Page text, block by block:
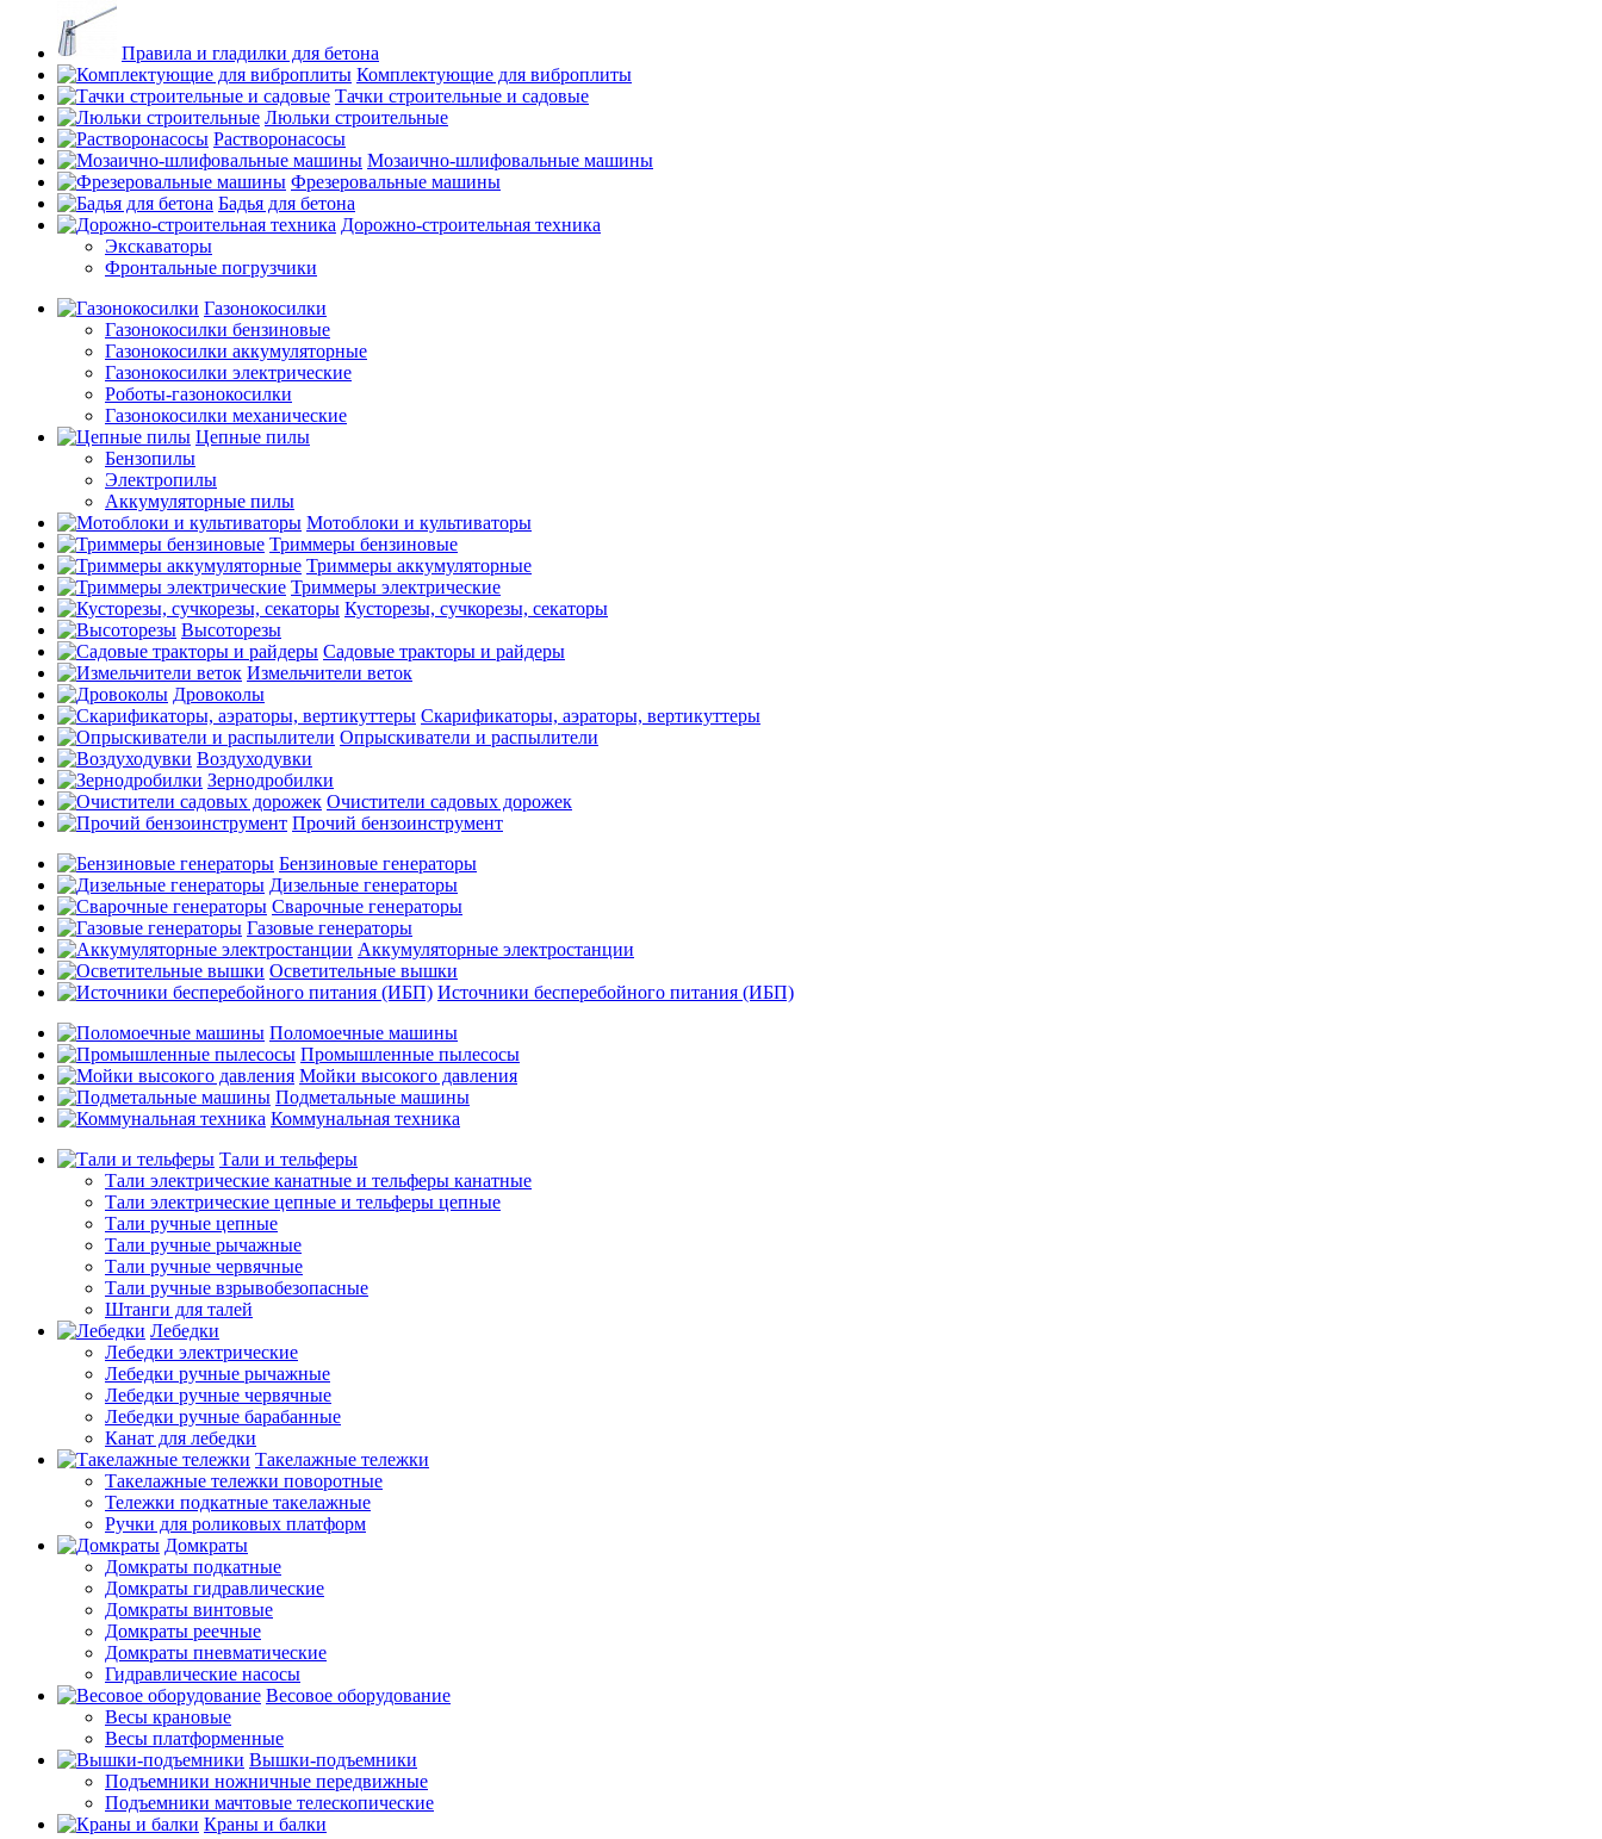
Правила и гладилки для бетона
Комплектующие для виброплиты
Тачки строительные и садовые
Люльки строительные
Растворонасосы
Мозаично-шлифовальные машины
Фрезеровальные машины
Бадья для бетона
Дорожно-строительная техника
Экскаваторы
Фронтальные погрузчики
Газонокосилки
Газонокосилки бензиновые
Газонокосилки аккумуляторные
Газонокосилки электрические
Роботы-газонокосилки
Газонокосилки механические
Цепные пилы
Бензопилы
Электропилы
Аккумуляторные пилы
Мотоблоки и культиваторы
Триммеры бензиновые
Триммеры аккумуляторные
Триммеры электрические
Кусторезы, сучкорезы, секаторы
Высоторезы
Садовые тракторы и райдеры
Измельчители веток
Дровоколы
Скарификаторы, аэраторы, вертикуттеры
Опрыскиватели и распылители
Воздуходувки
Зернодробилки
Очистители садовых дорожек
Прочий бензоинструмент
Бензиновые генераторы
Дизельные генераторы
Сварочные генераторы
Газовые генераторы
Аккумуляторные электростанции
Осветительные вышки
Источники бесперебойного питания (ИБП)
Поломоечные машины
Промышленные пылесосы
Мойки высокого давления
Подметальные машины
Коммунальная техника
Тали и тельферы
Тали электрические канатные и тельферы канатные
Тали электрические цепные и тельферы цепные
Тали ручные цепные
Тали ручные рычажные
Тали ручные червячные
Тали ручные взрывобезопасные
Штанги для талей
Лебедки
Лебедки электрические
Лебедки ручные рычажные
Лебедки ручные червячные
Лебедки ручные барабанные
Канат для лебедки
Такелажные тележки
Такелажные тележки поворотные
Тележки подкатные такелажные
Ручки для роликовых платформ
Домкраты
Домкраты подкатные
Домкраты гидравлические
Домкраты винтовые
Домкраты реечные
Домкраты пневматические
Гидравлические насосы
Весовое оборудование
Весы крановые
Весы платформенные
Вышки-подъемники
Подъемники ножничные передвижные
Подъемники мачтовые телескопические
Краны и балки